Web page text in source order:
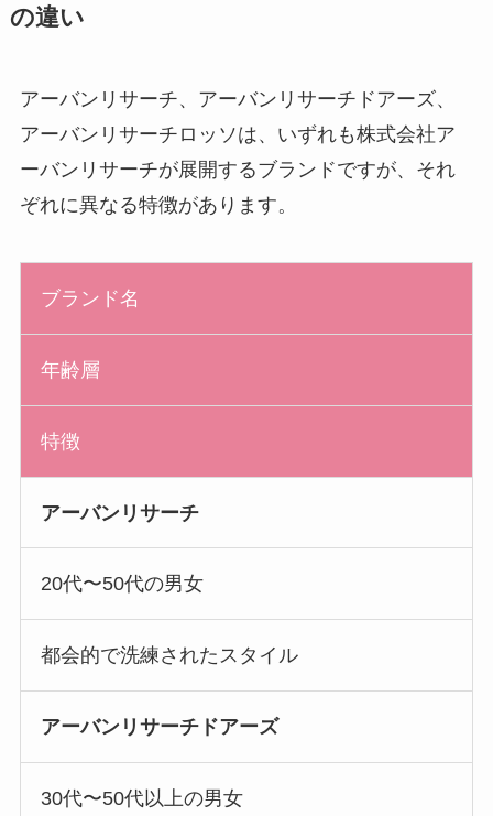
の違い
アーバンリサーチ、アーバンリサーチドアーズ、
アーバンリサーチロッソは、いずれも株式会社ア
ーバンリサーチが展開するブランドですが、それ
ぞれに異なる特徴があります。
ブランド名
年齢層
特徴
アーバンリサーチ
20代〜50代の男女
都会的で洗練されたスタイル
アーバンリサーチドアーズ
30代〜50代以上の男女